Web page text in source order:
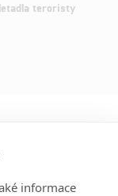
teroristy
informace